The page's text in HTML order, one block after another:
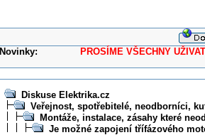
Novinky: PROSÍME VŠECHNY
Diskuse Elektrika.cz
Veřejnost, spotřebitelé, neodborníci,
Montáže, instalace, zásahy které
Je možné zapojení třífázového